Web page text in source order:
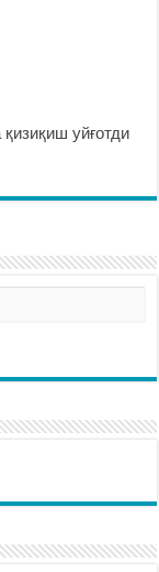
уйғотди